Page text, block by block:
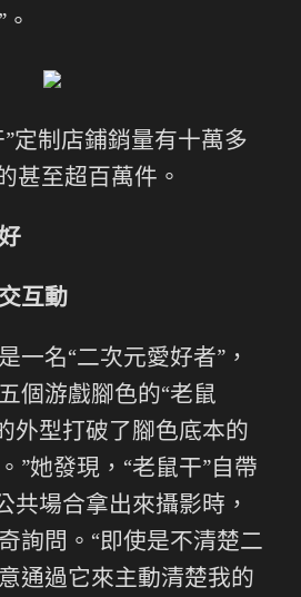
定制店鋪銷量有十萬多
甚至超百萬件。
互動
一名“二次元愛好者”，
個游戲腳色的“老鼠
外型打破了腳色底本的
”她發現，“老鼠干”自帶
共場合拿出來攝影時，
詢問。“即使是不清楚二
通過它來主動清楚我的